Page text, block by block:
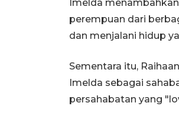
Imelda
perempuan dari
dan menjalani hidup
Sementara itu,
Imelda sebagai
persahabatan yang